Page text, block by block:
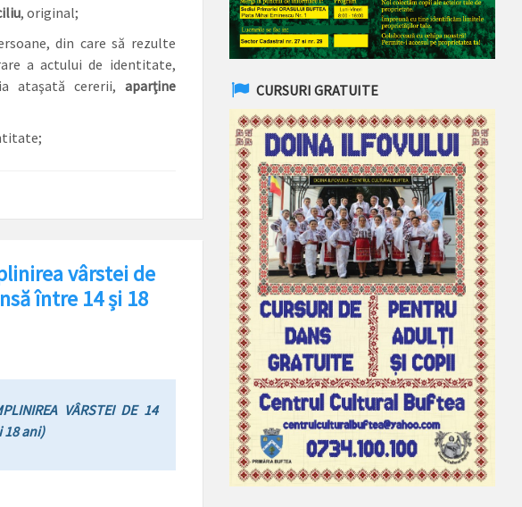
, original;
din care să rezulte
a actului de identitate,
ataşată cererii, aparţine
vârstei de
între 14 și 18
VÂRSTEI DE 14
ani)
CURSURI GRATUITE